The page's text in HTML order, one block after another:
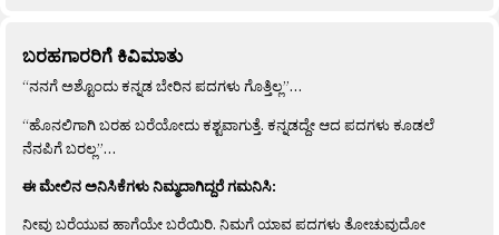
ಬರಹಗಾರರಿಗೆ ಕಿವಿಮಾತು
“ನನಗೆ ಅಶ್ಟೊಂದು ಕನ್ನಡ ಬೇರಿನ ಪದಗಳು ಗೊತ್ತಿಲ್ಲ”…
“ಹೊನಲಿಗಾಗಿ ಬರಹ ಬರೆಯೋದು ಕಶ್ಟವಾಗುತ್ತೆ. ಕನ್ನಡದ್ದೇ ಆದ ಪದಗಳು ಕೂಡಲೆ
ನೆನಪಿಗೆ ಬರಲ್ಲ”…
ಈ ಮೇಲಿನ ಅನಿಸಿಕೆಗಳು ನಿಮ್ಮದಾಗಿದ್ದರೆ ಗಮನಿಸಿ:
ನೀವು ಬರೆಯುವ ಹಾಗೆಯೇ ಬರೆಯಿರಿ. ನಿಮಗೆ ಯಾವ ಪದಗಳು ತೋಚುವುದೋ